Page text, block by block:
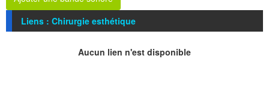
Liens : Chirurgie esthétique
Aucun lien n'est disponible